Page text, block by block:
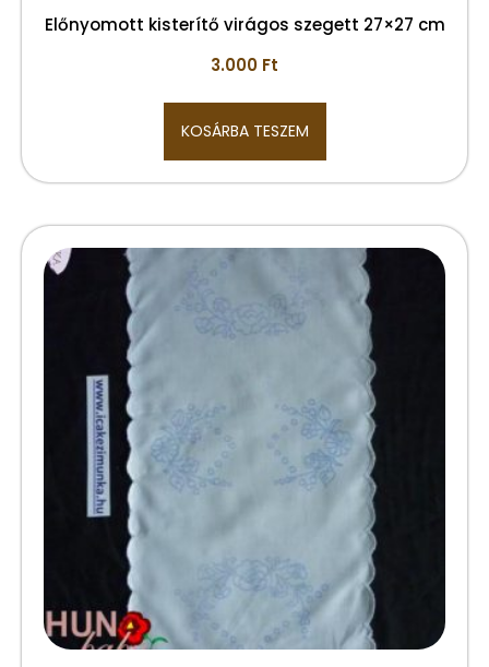
Előnyomott kisterítő virágos szegett 27×27 cm
3.000 Ft
KOSÁRBA TESZEM